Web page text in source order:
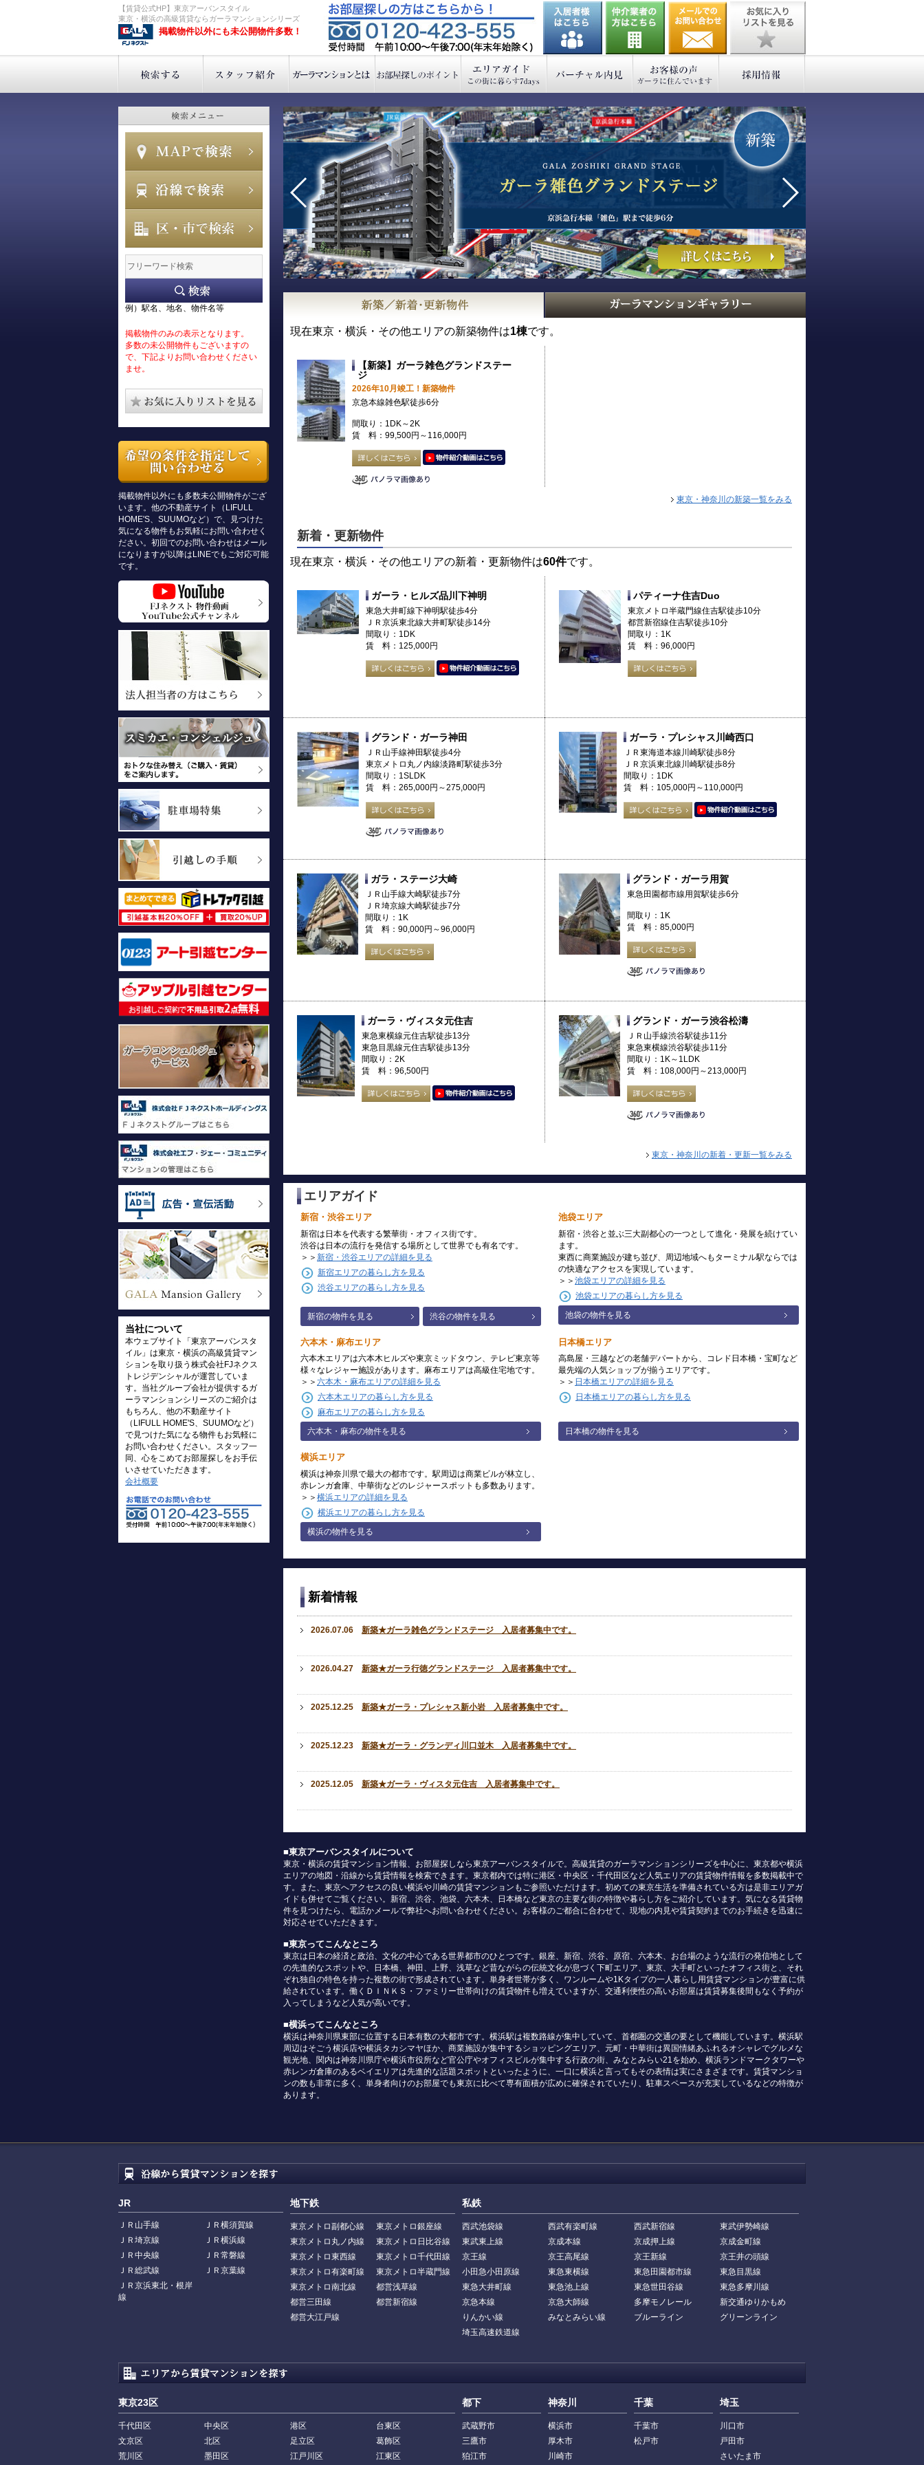
【賃貸公式HP】東京アーバンスタイル
東京・横浜の高級賃貸ならガーラマンションシリーズ
掲載物件以外にも未公開物件多数！
例）駅名、地名、物件名等
掲載物件のみの表示となります。
多数の未公開物件もございますの
で、下記よりお問い合わせください
ませ。
掲載物件以外にも多数未公開物件がござ
います。他の不動産サイト（LIFULL
HOME'S、SUUMOなど）で、見つけた
気になる物件もお気軽にお問い合わせく
ださい。初回でのお問い合わせはメール
になりますが以降はLINEでもご対応可能
です。
当社について
本ウェブサイト「東京アーバンスタ
イル」は東京・横浜の高級賃貸マン
ションを取り扱う株式会社FJネクス
トレジデンシャルが運営していま
す。当社グループ会社が提供するガ
ーラマンションシリーズのご紹介は
もちろん、他の不動産サイト
（LIFULL HOME'S、SUUMOなど）
で見つけた気になる物件もお気軽に
お問い合わせください。スタッフ一
同、心をこめてお部屋探しをお手伝
いさせていただきます。
会社概要
現在東京・横浜・その他エリアの新築物件は1棟です。
【新築】ガーラ雑色グランドステー
ジ
2026年10月竣工！新築物件
京急本線雑色駅徒歩6分
間取り：1DK～2K
賃 料：99,500円～116,000円
東京・神奈川の新築一覧をみる
新着・更新物件
現在東京・横浜・その他エリアの新着・更新物件は60件です。
ガーラ・ヒルズ品川下神明
東急大井町線下神明駅徒歩4分
ＪＲ京浜東北線大井町駅徒歩14分
間取り：1DK
賃 料：125,000円
パティーナ住吉Duo
東京メトロ半蔵門線住吉駅徒歩10分
都営新宿線住吉駅徒歩10分
間取り：1K
賃 料：96,000円
グランド・ガーラ神田
ＪＲ山手線神田駅徒歩4分
東京メトロ丸ノ内線淡路町駅徒歩3分
間取り：1SLDK
賃 料：265,000円～275,000円
ガーラ・プレシャス川崎西口
ＪＲ東海道本線川崎駅徒歩8分
ＪＲ京浜東北線川崎駅徒歩8分
間取り：1DK
賃 料：105,000円～110,000円
ガラ・ステージ大崎
ＪＲ山手線大崎駅徒歩7分
ＪＲ埼京線大崎駅徒歩7分
間取り：1K
賃 料：90,000円～96,000円
グランド・ガーラ用賀
東急田園都市線用賀駅徒歩6分
間取り：1K
賃 料：85,000円
ガーラ・ヴィスタ元住吉
東急東横線元住吉駅徒歩13分
東急目黒線元住吉駅徒歩13分
間取り：2K
賃 料：96,500円
グランド・ガーラ渋谷松濤
ＪＲ山手線渋谷駅徒歩11分
東急東横線渋谷駅徒歩11分
間取り：1K～1LDK
賃 料：108,000円～213,000円
東京・神奈川の新着・更新一覧をみる
エリアガイド
新宿・渋谷エリア
新宿は日本を代表する繁華街・オフィス街です。
渋谷は日本の流行を発信する場所として世界でも有名です。
＞＞ 新宿・渋谷エリアの詳細を見る
新宿エリアの暮らし方を見る
渋谷エリアの暮らし方を見る
新宿の物件を見る 渋谷の物件を見る
池袋エリア
新宿・渋谷と並ぶ三大副都心の一つとして進化・発展を続けてい
ます。
東西に商業施設が建ち並び、周辺地域へもターミナル駅ならでは
の快適なアクセスを実現しています。
＞＞ 池袋エリアの詳細を見る
池袋エリアの暮らし方を見る
池袋の物件を見る
六本木・麻布エリア
六本木エリアは六本木ヒルズや東京ミッドタウン、テレビ東京等
様々なレジャー施設があります。麻布エリアは高級住宅地です。
＞＞ 六本木・麻布エリアの詳細を見る
六本木エリアの暮らし方を見る
麻布エリアの暮らし方を見る
六本木・麻布の物件を見る
日本橋エリア
高島屋・三越などの老舗デパートから、コレド日本橋・宝町など
最先端の人気ショップが揃うエリアです。
＞＞ 日本橋エリアの詳細を見る
日本橋エリアの暮らし方を見る
日本橋の物件を見る
横浜エリア
横浜は神奈川県で最大の都市です。駅周辺は商業ビルが林立し、
赤レンガ倉庫、中華街などのレジャースポットも多数あります。
＞＞ 横浜エリアの詳細を見る
横浜エリアの暮らし方を見る
横浜の物件を見る
新着情報
2026.07.06 新築★ガーラ雑色グランドステージ 入居者募集中です。
2026.04.27 新築★ガーラ行徳グランドステージ 入居者募集中です。
2025.12.25 新築★ガーラ・プレシャス新小岩 入居者募集中です。
2025.12.23 新築★ガーラ・グランディ川口並木 入居者募集中です。
2025.12.05 新築★ガーラ・ヴィスタ元住吉 入居者募集中です。
■東京アーバンスタイルについて
東京・横浜の賃貸マンション情報、お部屋探しなら東京アーバンスタイルで。高級賃貸のガーラマンションシリーズを中心に、東京都や横浜
エリアの地図・沿線から賃貸情報を検索できます。東京都内では特に港区・中央区・千代田区など人気エリアの賃貸物件情報を多数掲載中で
す。また、東京へアクセスの良い横浜や川崎の賃貸マンションもご参照いただけます。初めての東京生活を準備されている方は是非エリアガ
イドも併せてご覧ください。新宿、渋谷、池袋、六本木、日本橋など東京の主要な街の特徴や暮らし方をご紹介しています。気になる賃貸物
件を見つけたら、電話かメールで弊社へお問い合わせください。お客様のご都合に合わせて、現地の内見や賃貸契約までのお手続きを迅速に
対応させていただきます。
■東京ってこんなところ
東京は日本の経済と政治、文化の中心である世界都市のひとつです。銀座、新宿、渋谷、原宿、六本木、お台場のような流行の発信地として
の先進的なスポットや、日本橋、神田、上野、浅草など昔ながらの伝統文化が息づく下町エリア、東京、大手町といったオフィス街と、それ
ぞれ独自の特色を持った複数の街で形成されています。単身者世帯が多く、ワンルームや1Kタイプの一人暮らし用賃貸マンションが豊富に供
給されています。働くＤＩＮＫＳ・ファミリー世帯向けの賃貸物件も増えていますが、交通利便性の高いお部屋は賃貸募集後間もなく予約が
入ってしまうなど人気が高いです。
■横浜ってこんなところ
横浜は神奈川県東部に位置する日本有数の大都市です。横浜駅は複数路線が集中していて、首都圏の交通の要として機能しています。横浜駅
周辺はそごう横浜店や横浜タカシマヤほか、商業施設が集中するショッピングエリア、元町・中華街は異国情緒あふれるオシャレでグルメな
観光地、関内は神奈川県庁や横浜市役所など官公庁やオフィスビルが集中する行政の街、みなとみらい21を始め、横浜ランドマークタワーや
赤レンガ倉庫のあるベイエリアは先進的な話題スポットといったように、一口に横浜と言ってもその表情は実にさまざまです。賃貸マンショ
ンの数も非常に多く、単身者向けのお部屋でも東京に比べて専有面積が広めに確保されていたり、駐車スペースが充実しているなどの特徴が
あります。
JR
ＪＲ山手線
ＪＲ横須賀線
ＪＲ埼京線
ＪＲ横浜線
ＪＲ中央線
ＪＲ常磐線
ＪＲ総武線
ＪＲ京葉線
ＪＲ京浜東北・根岸
線
地下鉄
東京メトロ副都心線
東京メトロ銀座線
東京メトロ丸ノ内線
東京メトロ日比谷線
東京メトロ東西線
東京メトロ千代田線
東京メトロ有楽町線
東京メトロ半蔵門線
東京メトロ南北線
都営浅草線
都営三田線
都営新宿線
都営大江戸線
私鉄
西武池袋線 西武有楽町線 西武新宿線
東武伊勢崎線
東武東上線
京成本線 京成押上線
京成金町線
京王線
京王高尾線 京王新線
京王井の頭線
小田急小田原線
東急東横線 東急田園都市線
東急目黒線
東急大井町線
東急池上線 東急世田谷線
東急多摩川線
京急本線
京急大師線 多摩モノレール
新交通ゆりかもめ
りんかい線
みなとみらい線 ブルーライン
グリーンライン
埼玉高速鉄道線
東京23区
千代田区 中央区 港区
台東区
文京区
北区 足立区
葛飾区
荒川区
墨田区 江戸川区 江東区
都下
武蔵野市
三鷹市
狛江市
神奈川
横浜市
厚木市
川崎市
千葉
千葉市
松戸市
埼玉
川口市
戸田市
さいたま市